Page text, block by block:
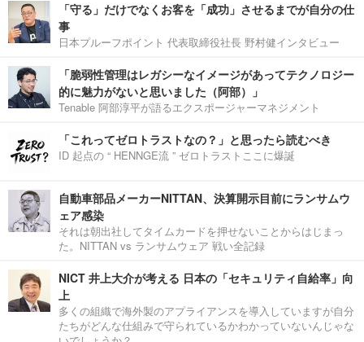
「守る」だけでなくお客を「成功」させるまでが自分の仕
事
日本プルーフポイント 代表取締役社長 野村健インタビュー
「脆弱性管理はレガシーなイメージがあってテクノロジー
的に魅力がないと思いました（阿部）」
Tenable 阿部淳平が語るエクスポージャーマネジメント
「これってゼロトラストなの？」と思ったら読むべき
ID 起点の “ HENNGE流 ” ゼロトラストここに爆誕
自動車部品メーカーNITTAN、決算開示目前にランサムウ
ェア感染
それは朝出社してタイムカードを押せないことからはじまっ
た。NITTAN vs ランサムウェア 戦い全記録
NICT 井上大介が考える 日本の「セキュリティ自給率」向
上
多くの組織で海外製のアプライアンスを導入していますが自分
たちがどんな仕組みで守られているかわかっていないんじゃな